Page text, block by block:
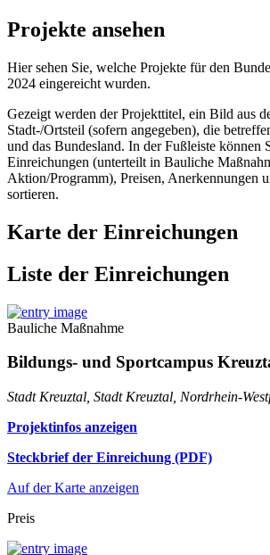
Projekte ansehen
Hier sehen Sie, welche Projekte für den
2024 eingereicht wurden.
Gezeigt werden der Projekttitel, ein Bild aus
Stadt-/Ortsteil (sofern angegeben), die
und das Bundesland. In der Fußleiste können
Einreichungen (unterteilt in Bauliche
Aktion/Programm), Preisen, Anerkennungen
sortieren.
Karte der Einreichungen
Liste der Einreichungen
Bauliche Maßnahme
Bildungs- und Sportcampus
Stadt Kreuztal, Stadt Kreuztal, Nordrhein-
Projektinfos anzeigen
Steckbrief der Einreichung (PDF)
Auf der Karte anzeigen
Preis